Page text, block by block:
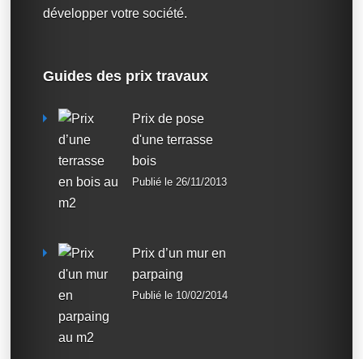
développer votre société.
Guides des prix travaux
Prix de pose
d'une terrasse
bois
Publié le 26/11/2013
Prix d’un mur en
parpaing
Publié le 10/02/2014